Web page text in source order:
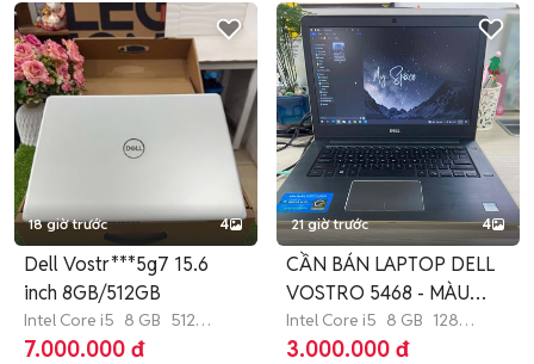
18 giờ trước 4
Dell Vostr***5g7 15.6
inch 8GB/512GB
Intel Core i5 8 GB 512
GB SSD
7.000.000 đ
21 giờ trước 4
CẦN BÁN LAPTOP DELL
VOSTRO 5468 - MÀU
VÀNG ĐỒNG
Intel Core i5 8 GB 128
GB HDD
3.000.000 đ